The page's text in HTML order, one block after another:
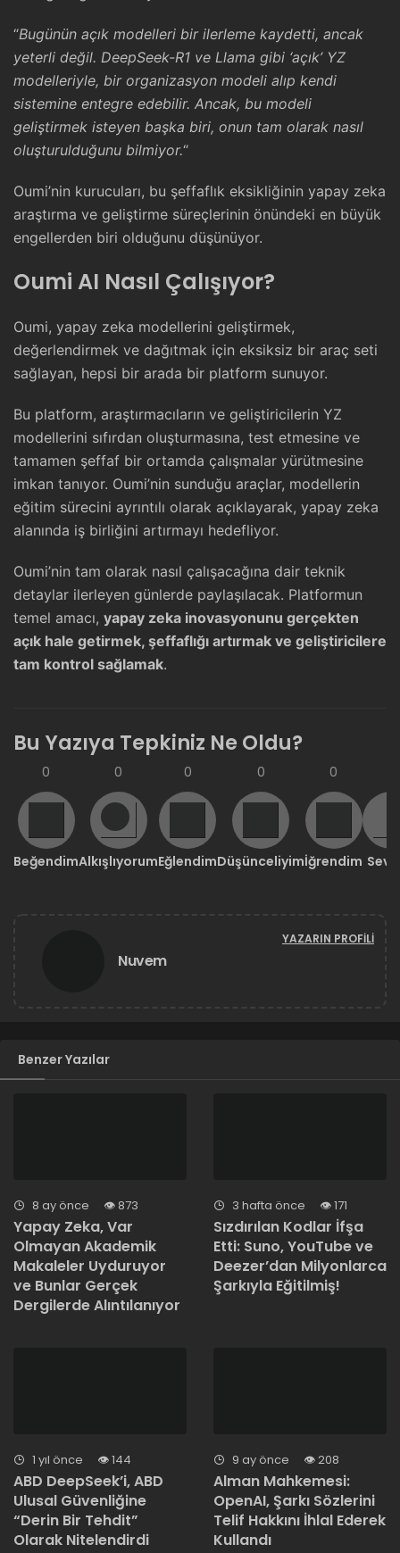
“Bugünün açık modelleri bir ilerleme kaydetti, ancak
yeterli değil. DeepSeek-R1 ve Llama gibi ‘açık’ YZ
modelleriyle, bir organizasyon modeli alıp kendi
sistemine entegre edebilir. Ancak, bu modeli
geliştirmek isteyen başka biri, onun tam olarak nasıl
oluşturulduğunu bilmiyor.“
Oumi’nin kurucuları, bu şeffaflık eksikliğinin yapay zeka
araştırma ve geliştirme süreçlerinin önündeki en büyük
engellerden biri olduğunu düşünüyor.
Oumi AI Nasıl Çalışıyor?
Oumi, yapay zeka modellerini geliştirmek,
değerlendirmek ve dağıtmak için eksiksiz bir araç seti
sağlayan, hepsi bir arada bir platform sunuyor.
Bu platform, araştırmacıların ve geliştiricilerin YZ
modellerini sıfırdan oluşturmasına, test etmesine ve
tamamen şeffaf bir ortamda çalışmalar yürütmesine
imkan tanıyor. Oumi’nin sunduğu araçlar, modellerin
eğitim sürecini ayrıntılı olarak açıklayarak, yapay zeka
alanında iş birliğini artırmayı hedefliyor.
Oumi’nin tam olarak nasıl çalışacağına dair teknik
detaylar ilerleyen günlerde paylaşılacak. Platformun
temel amacı, yapay zeka inovasyonunu gerçekten
açık hale getirmek, şeffaflığı artırmak ve geliştiricilere
tam kontrol sağlamak.
Bu Yazıya Tepkiniz Ne Oldu?
0
Beğendim
0
Alkışlıyorum
0
Eğlendim
0
Düşünceliyim
0
İğrendim
Nuvem
YAZARIN PROFILI
Benzer Yazılar
8 ay önce 873
Yapay Zeka, Var
Olmayan Akademik
Makaleler Uyduruyor
ve Bunlar Gerçek
Dergilerde Alıntılanıyor
3 hafta önce 171
Sızdırılan Kodlar İfşa
Etti: Suno, YouTube ve
Deezer’dan Milyonlarca
Şarkıyla Eğitilmiş!
1 yıl önce 144
ABD DeepSeek’i, ABD
Ulusal Güvenliğine
“Derin Bir Tehdit”
Olarak Nitelendirdi
9 ay önce 208
Alman Mahkemesi:
OpenAI, Şarkı Sözlerini
Telif Hakkını İhlal Ederek
Kullandı